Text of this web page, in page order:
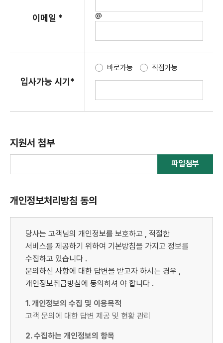
이메일 * @
입사가능 시기*
바로가능 직접가능
지원서 첨부
파일첨부
개인정보처리방침 동의
당사는 고객님의 개인정보를 보호하고 , 적절한
서비스를 제공하기 위하여 기본방침을 가지고 정보를
수집하고 있습니다 .
문의하신 사항에 대한 답변을 받고자 하시는 경우 ,
개인정보취급방침에 동의하셔 야 합니다 .
1. 개인정보의 수집 및 이용목적
고객 문의에 대한 답변 제공 및 현황 관리
2. 수집하는 개인정보의 항목